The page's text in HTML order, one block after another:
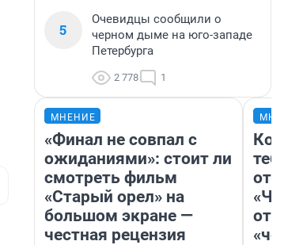
5
Очевидцы сообщили о
черном дыме на юго-западе
Петербурга
2 778 1
МНЕНИЕ
«Финал не совпал с
ожиданиями»: стоит ли
смотреть фильм
«Старый орел» на
большом экране —
честная рецензия
тебя